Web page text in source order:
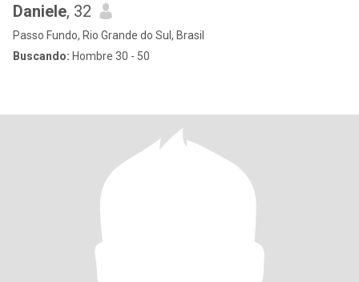
Daniele, 32
Passo Fundo, Rio Grande do Sul, Brasil
Buscando: Hombre 30 - 50